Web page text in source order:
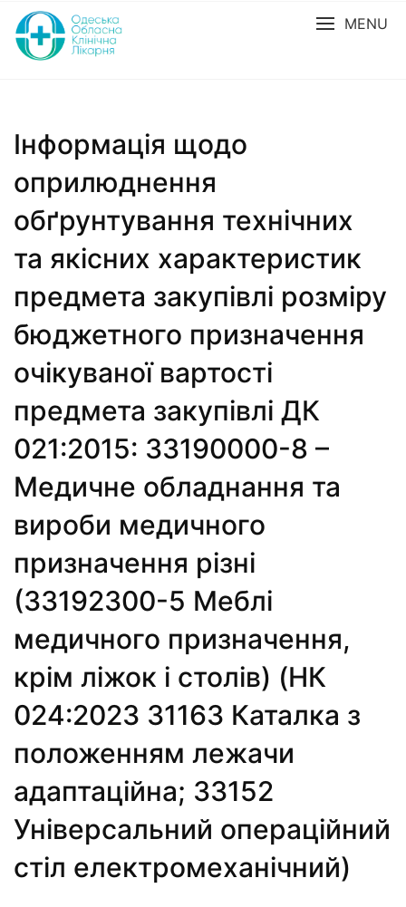
MENU
Інформація щодо
оприлюднення
обґрунтування технічних
та якісних характеристик
предмета закупівлі розміру
бюджетного призначення
очікуваної вартості
предмета закупівлі ДК
021:2015: 33190000-8 –
Медичне обладнання та
вироби медичного
призначення різні
(33192300-5 Меблі
медичного призначення,
крім ліжок і столів) (НК
024:2023 31163 Каталка з
положенням лежачи
адаптаційна; 33152
Універсальний операційний
стіл електромеханічний)